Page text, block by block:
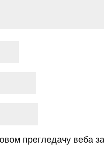
прегледачу веба